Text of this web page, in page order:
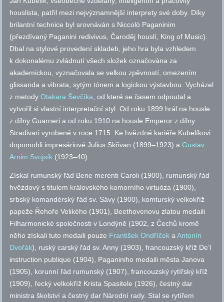
houslista, patřil mezi nejvýznamnější interprety své doby. Díky
brilantní technice byl srovnáván s Niccolò Paganinim
(přezdívaný Paganini redivivus, Čaroděj houslí, King of Music).
Dbal na stylové provedení skladeb, jeho hra byla vzhledem
k dokonalému zvládnutí všech složek označována za
akademickou, vyznačovala se velkou zpěvností, omezením
glissanda a vibrata, sytým tónem a logickou výstavbou. Vycházel
z metodyOtakara Ševčíka, od které se časem odpoutal a
vytvořil si vlastní interpretační styl. Od roku 1899 hrál na housle
z dílny Guarneri a od roku 1910 na housle Emperor z dílny
Stradivari vyrobené v roce 1715. Ke hvězdné kariéře Kubelíkovi
dopomohli impresáriové Julius Skřivan (1899–1923) aGustav
Arnim Svojsík (1923–40).
Získal rumunský řád Bene merenti Caroli (1900), rumunský řád
hvězdový s titulem královského komorního virtuóza (1900),
srbský komandérský řádsv. Sávy (1900), komturský velkokříž
papeže Řehoře Velikého (1901), Beethovenovu zlatou medaili
Filharmonické společnosti v Londýně (1902, z Čechů kromě
něho získali tuto medaili pouze František Ondříček aAntonín
Dvořák), ruský carský řádsv. Anny (1903), francouzský kříž Deʼl
instruction publique (1904), Paganiniho medaili města Janova
(1905), korunní řád rumunský (1907), francouzský rytířský kříž
(1909), řecký velkokříž Krista Spasitele (1926), čestný dar
ministra školství a čestný dar Národní rady. Stal se rytířem